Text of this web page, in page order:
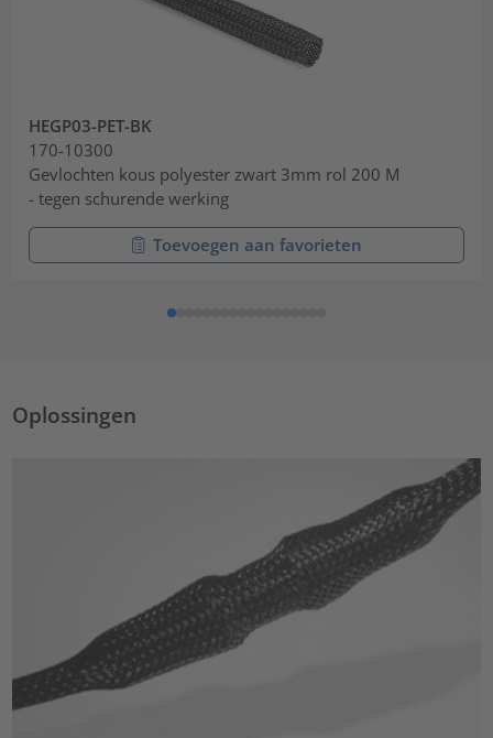
HEGP03-PET-BK
170-10300
Gevlochten kous polyester zwart 3mm rol 200 M
- tegen schurende werking
Toevoegen aan favorieten
Oplossingen